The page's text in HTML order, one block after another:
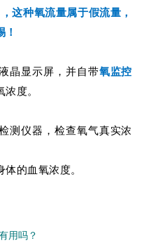
这种氧流量属于假流量，
晶显示屏，并自带氧监控
度。
测仪器，检查氧气真实浓
的血氧浓度。
用吗？